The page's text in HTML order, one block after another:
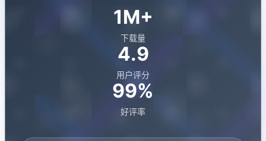
1M+
下载量
4.9
用户评分
99%
好评率